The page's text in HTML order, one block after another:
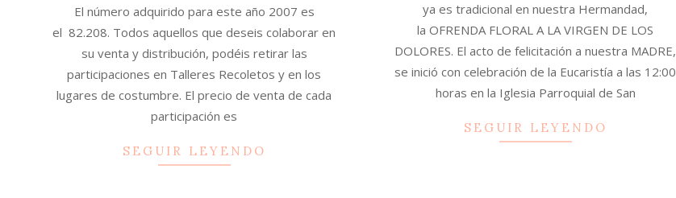
El número adquirido para este año 2007 es
el 82.208. Todos aquellos que deseis colaborar en
su venta y distribución, podéis retirar las
participaciones en Talleres Recoletos y en los
lugares de costumbre. El precio de venta de cada
participación es
SEGUIR LEYENDO
ya es tradicional en nuestra Hermandad,
la OFRENDA FLORAL A LA VIRGEN DE LOS
DOLORES. El acto de felicitación a nuestra MADRE,
se inició con celebración de la Eucaristía a las 12:00
horas en la Iglesia Parroquial de San
SEGUIR LEYENDO